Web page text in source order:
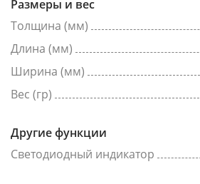
Размеры и вес
Толщина (мм)
Длина (мм)
Ширина (мм)
Вес (гр)
Другие функции
Светодиодный индикатор